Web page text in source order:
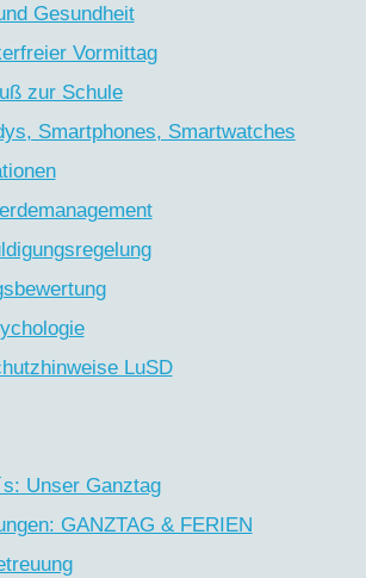
Gesundheit
Vormittag
zur Schule
Smartphones, Smartwatches
LuSD
Unser Ganztag
GANZTAG & FERIEN